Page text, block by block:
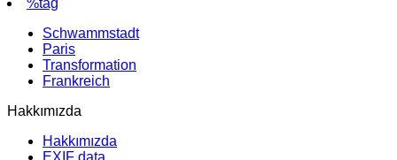
Schwammstadt
Paris
Transformation
Frankreich
Hakkımızda
Hakkımızda
EXIF data